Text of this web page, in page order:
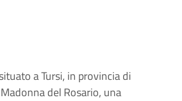
a Tursi, in provincia di
del Rosario, una